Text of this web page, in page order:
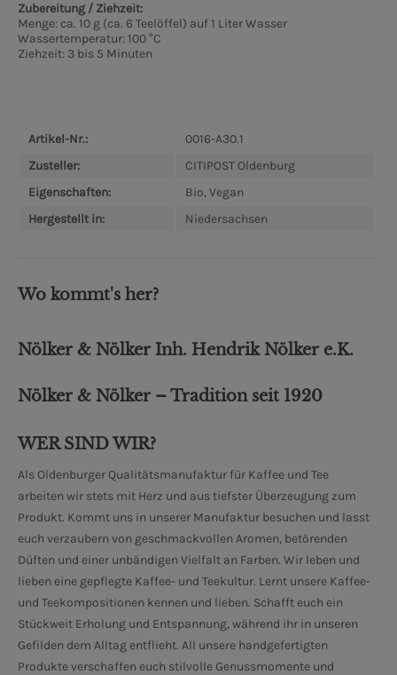
Zubereitung / Ziehzeit:
Menge: ca. 10 g (ca. 6 Teelöffel) auf 1 Liter Wasser
Wassertemperatur: 100 °C
Ziehzeit: 3 bis 5 Minuten
Artikel-Nr.:
0016-A30.1
Zusteller:
CITIPOST Oldenburg
Eigenschaften:
Bio, Vegan
Hergestellt in:
Niedersachsen
Wo kommt's her?
Nölker & Nölker Inh. Hendrik Nölker e.K.
Nölker & Nölker – Tradition seit 1920
WER SIND WIR?
Als Oldenburger Qualitätsmanufaktur für Kaffee und Tee
arbeiten wir stets mit Herz und aus tiefster Überzeugung zum
Produkt. Kommt uns in unserer Manufaktur besuchen und lasst
euch verzaubern von geschmackvollen Aromen, betörenden
Düften und einer unbändigen Vielfalt an Farben. Wir leben und
lieben eine gepflegte Kaffee- und Teekultur. Lernt unsere Kaffee-
und Teekompositionen kennen und lieben. Schafft euch ein
Stückweit Erholung und Entspannung, während ihr in unseren
Gefilden dem Alltag entflieht. All unsere handgefertigten
Produkte verschaffen euch stilvolle Genussmomente und